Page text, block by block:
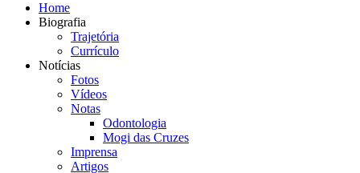
Home
Biografia
Trajetória
Currículo
Notícias
Fotos
Vídeos
Notas
Odontologia
Mogi das Cruzes
Imprensa
Artigos